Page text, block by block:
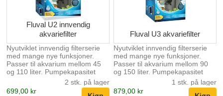
Fluval U2 innvendig
akvariefilter
Nyutviklet innvendig filterserie
med mange nye funksjoner.
Passer til akvarium mellom 45
og 110 liter. Pumpekapasitet
2 stk. på lager
699,00 kr
Fluval U3 akvariefilter
Nyutviklet innvendig filterserie
med mange nye funksjoner.
Passer til akvarium mellom 90
og 150 liter. Pumpekapasitet
1 stk. på lager
879,00 kr